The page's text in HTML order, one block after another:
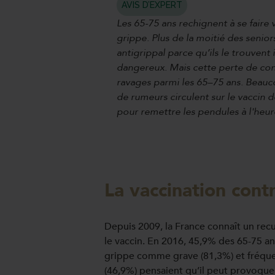
AVIS D’EXPERT
Les 65-75 ans rechignent à se faire
grippe. Plus de la moitié des
antigrippal parce qu’ils le trouvent
dangereux. Mais cette perte de
ravages parmi les 65–75 ans.
de rumeurs circulent sur le vaccin
pour remettre les pendules à
La vaccination
Depuis 2009, la France connaît un
le vaccin. En 2016, 45,9% des 65-75
grippe comme grave (81,3%) et
(46,9%) pensaient qu’il peut